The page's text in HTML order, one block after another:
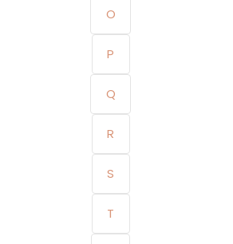
O
P
Q
R
S
T